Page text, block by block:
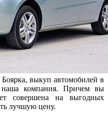
выкуп автомобилей в
наша компания. Причем вы
совершена на выгодных
лучшую цену.